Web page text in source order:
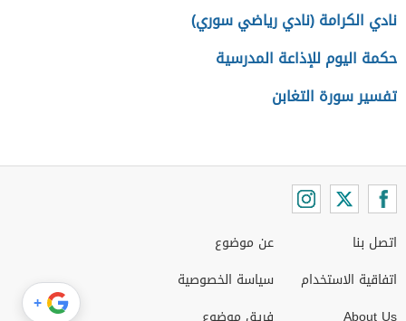
نادي الكرامة (نادي رياضي سوري)
حكمة اليوم للإذاعة المدرسية
تفسير سورة التغابن
اتصل بنا
اتفاقية الاستخدام
عن موضوع
سياسة الخصوصية
+